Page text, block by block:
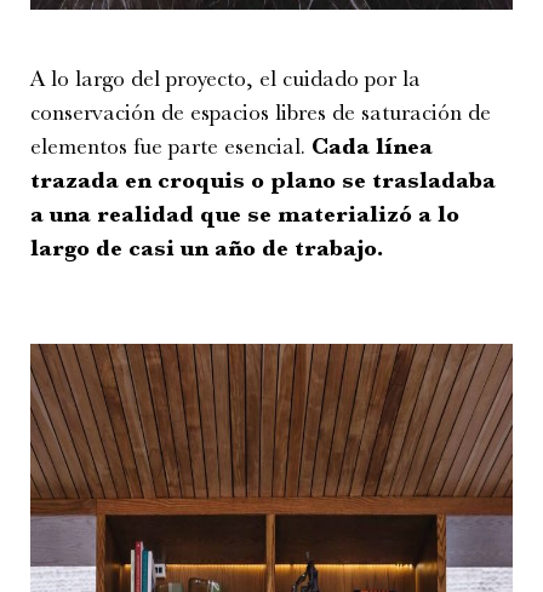
A lo largo del proyecto, el cuidado por la
conservación de espacios libres de saturación de
elementos fue parte esencial. Cada línea
trazada en croquis o plano se trasladaba
a una realidad que se materializó a lo
largo de casi un año de trabajo.